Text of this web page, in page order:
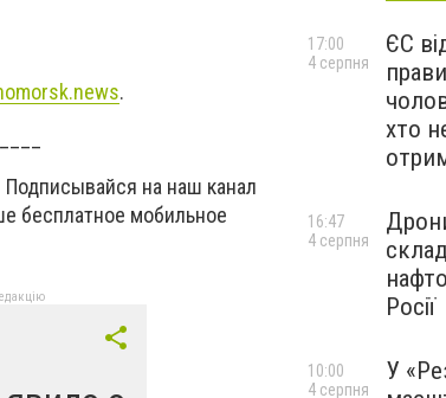
.
на наш канал
бесплатное мобильное
ЄС
хто
17:00
4 серпня
Росії
16:47
4 серпня
У
10:00
4 серпня